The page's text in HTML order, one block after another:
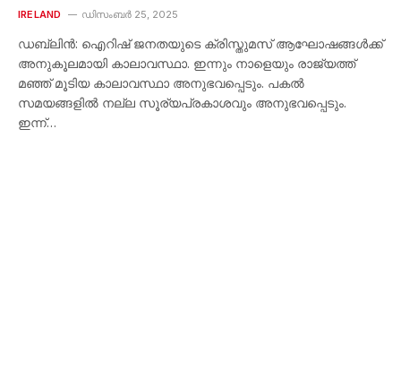
IRELAND ഡിസംബർ 25, 2025
ഡബ്ലിൻ: ഐറിഷ് ജനതയുടെ ക്രിസ്തുമസ് ആഘോഷങ്ങൾക്ക്
അനുകൂലമായി കാലാവസ്ഥാ. ഇന്നും നാളെയും രാജ്യത്ത്
മഞ്ഞ് മൂടിയ കാലാവസ്ഥാ അനുഭവപ്പെടും. പകൽ
സമയങ്ങളിൽ നല്ല സൂര്യപ്രകാശവും അനുഭവപ്പെടും.
ഇന്ന്…